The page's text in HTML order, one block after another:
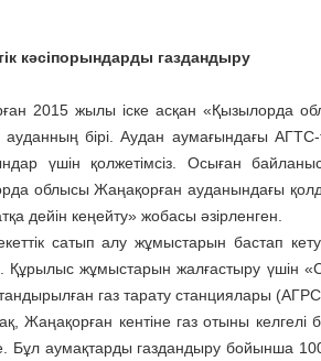
кәсіпорындарды газдандыру
2015 жылы іске асқан «Қызылорда
бірі. Аудан аумағындағы АГТС-
үшін қолжетімсіз. Осыған
облысы Жаңақорған ауданындағы
дейін кеңейту» жобасы әзірленген.
сатып алу жұмыстарын бастап
Құрылыс жұмыстарын жалғастыру үшін
газ тарату станциялары
Жаңақорған кентіне газ отыны келгелі
Бұл аумақтарды газдандыру бойынша